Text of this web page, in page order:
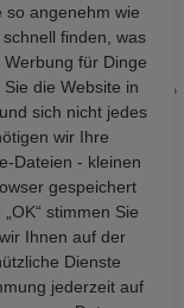
so angenehm wie
finden, was
für Dinge
die Website in
sich nicht jedes
wir Ihre
Dateien - kleinen
gespeichert
stimmen Sie
Ihnen auf der
Dienste
jederzeit auf